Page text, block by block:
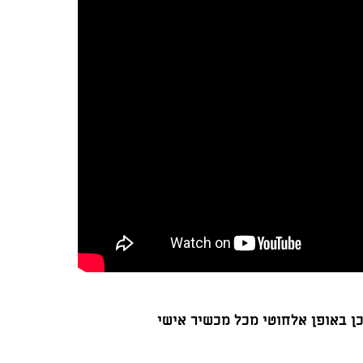
באופן אלחוטי מכל מכשיר אישי